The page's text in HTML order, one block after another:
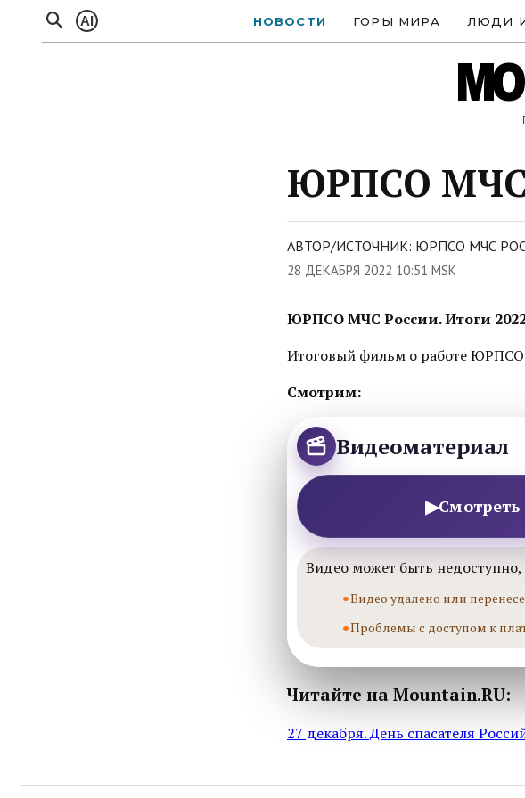
AI НОВОСТИ ГОРЫ МИРА ЛЮДИ
ЮРПСО МЧС
АВТОР/ИСТОЧНИК: ЮРПСО МЧС
28 ДЕКАБРЯ 2022 10:51 MSK
ЮРПСО МЧС России. Итоги
Итоговый фильм о работе ЮРПСО
Смотрим:
Видеоматериал
▶
Видео может быть недоступно,
Видео удалено или
Проблемы с доступом к
Читайте на Mountain.RU:
27 декабря. День спасателя